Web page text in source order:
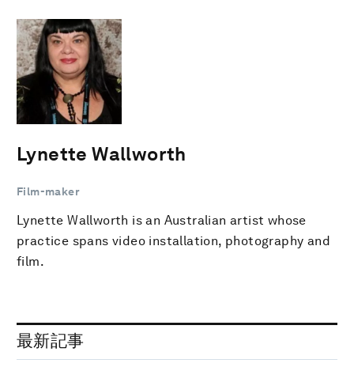
Lynette Wallworth
Film-maker
Lynette Wallworth is an Australian artist whose
practice spans video installation, photography and
film.
最新記事